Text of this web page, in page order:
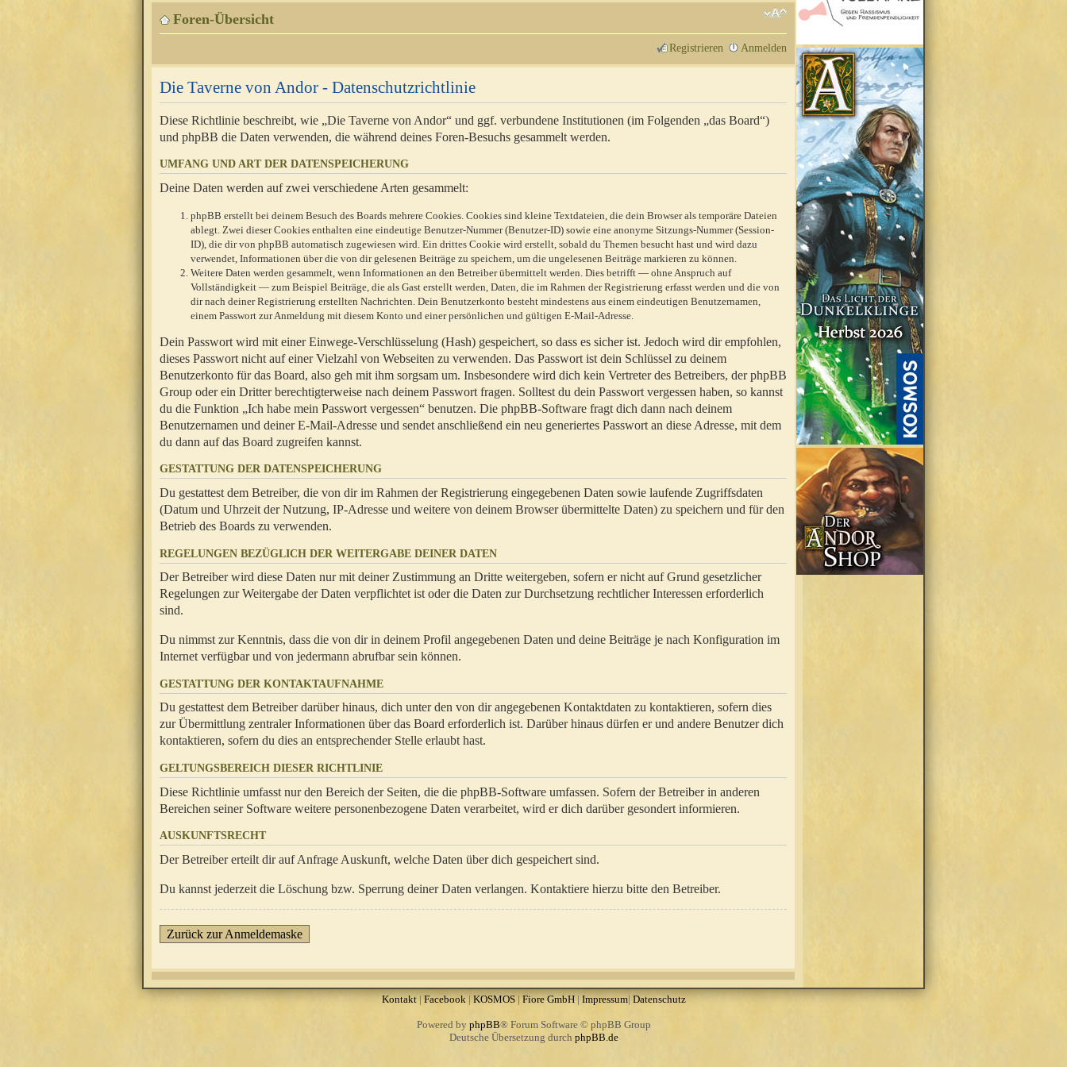
Foren-Übersicht
Registrieren Anmelden
Die Taverne von Andor - Datenschutzrichtlinie
Diese Richtlinie beschreibt, wie „Die Taverne von Andor“ und ggf. verbundene Institutionen (im Folgenden „das Board“)
und phpBB die Daten verwenden, die während deines Foren-Besuchs gesammelt werden.
UMFANG UND ART DER DATENSPEICHERUNG
Deine Daten werden auf zwei verschiedene Arten gesammelt:
phpBB erstellt bei deinem Besuch des Boards mehrere Cookies. Cookies sind kleine Textdateien, die dein Browser als temporäre Dateien
ablegt. Zwei dieser Cookies enthalten eine eindeutige Benutzer-Nummer (Benutzer-ID) sowie eine anonyme Sitzungs-Nummer (Session-
ID), die dir von phpBB automatisch zugewiesen wird. Ein drittes Cookie wird erstellt, sobald du Themen besucht hast und wird dazu
verwendet, Informationen über die von dir gelesenen Beiträge zu speichern, um die ungelesenen Beiträge markieren zu können.
Weitere Daten werden gesammelt, wenn Informationen an den Betreiber übermittelt werden. Dies betrifft — ohne Anspruch auf
Vollständigkeit — zum Beispiel Beiträge, die als Gast erstellt werden, Daten, die im Rahmen der Registrierung erfasst werden und die von
dir nach deiner Registrierung erstellten Nachrichten. Dein Benutzerkonto besteht mindestens aus einem eindeutigen Benutzernamen,
einem Passwort zur Anmeldung mit diesem Konto und einer persönlichen und gültigen E-Mail-Adresse.
Dein Passwort wird mit einer Einwege-Verschlüsselung (Hash) gespeichert, so dass es sicher ist. Jedoch wird dir empfohlen,
dieses Passwort nicht auf einer Vielzahl von Webseiten zu verwenden. Das Passwort ist dein Schlüssel zu deinem
Benutzerkonto für das Board, also geh mit ihm sorgsam um. Insbesondere wird dich kein Vertreter des Betreibers, der phpBB
Group oder ein Dritter berechtigterweise nach deinem Passwort fragen. Solltest du dein Passwort vergessen haben, so kannst
du die Funktion „Ich habe mein Passwort vergessen“ benutzen. Die phpBB-Software fragt dich dann nach deinem
Benutzernamen und deiner E-Mail-Adresse und sendet anschließend ein neu generiertes Passwort an diese Adresse, mit dem
du dann auf das Board zugreifen kannst.
GESTATTUNG DER DATENSPEICHERUNG
Du gestattest dem Betreiber, die von dir im Rahmen der Registrierung eingegebenen Daten sowie laufende Zugriffsdaten
(Datum und Uhrzeit der Nutzung, IP-Adresse und weitere von deinem Browser übermittelte Daten) zu speichern und für den
Betrieb des Boards zu verwenden.
REGELUNGEN BEZÜGLICH DER WEITERGABE DEINER DATEN
Der Betreiber wird diese Daten nur mit deiner Zustimmung an Dritte weitergeben, sofern er nicht auf Grund gesetzlicher
Regelungen zur Weitergabe der Daten verpflichtet ist oder die Daten zur Durchsetzung rechtlicher Interessen erforderlich
sind.
Du nimmst zur Kenntnis, dass die von dir in deinem Profil angegebenen Daten und deine Beiträge je nach Konfiguration im
Internet verfügbar und von jedermann abrufbar sein können.
GESTATTUNG DER KONTAKTAUFNAHME
Du gestattest dem Betreiber darüber hinaus, dich unter den von dir angegebenen Kontaktdaten zu kontaktieren, sofern dies
zur Übermittlung zentraler Informationen über das Board erforderlich ist. Darüber hinaus dürfen er und andere Benutzer dich
kontaktieren, sofern du dies an entsprechender Stelle erlaubt hast.
GELTUNGSBEREICH DIESER RICHTLINIE
Diese Richtlinie umfasst nur den Bereich der Seiten, die die phpBB-Software umfassen. Sofern der Betreiber in anderen
Bereichen seiner Software weitere personenbezogene Daten verarbeitet, wird er dich darüber gesondert informieren.
AUSKUNFTSRECHT
Der Betreiber erteilt dir auf Anfrage Auskunft, welche Daten über dich gespeichert sind.
Du kannst jederzeit die Löschung bzw. Sperrung deiner Daten verlangen. Kontaktiere hierzu bitte den Betreiber.
Zurück zur Anmeldemaske
Kontakt| Facebook|KOSMOS| Fiore GmbH| Impressum|Datenschutz
Powered by phpBB® Forum Software © phpBB Group
Deutsche Übersetzung durch phpBB.de